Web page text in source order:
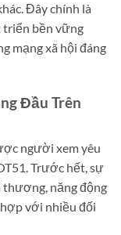
Đây chính là
triển bền vững
mạng xã hội đáng
Đầu Trên
người xem yêu
Trước hết, sự
thương, năng động
với nhiều đối